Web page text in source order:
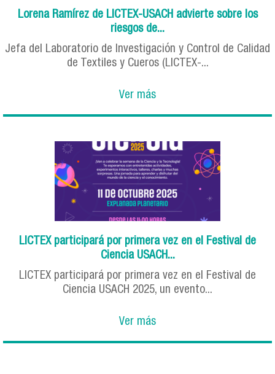
Lorena Ramírez de LICTEX-USACH advierte sobre los
riesgos de...
Jefa del Laboratorio de Investigación y Control de Calidad
de Textiles y Cueros (LICTEX-...
Ver más
LICTEX participará por primera vez en el Festival de
Ciencia USACH...
LICTEX participará por primera vez en el Festival de
Ciencia USACH 2025, un evento...
Ver más